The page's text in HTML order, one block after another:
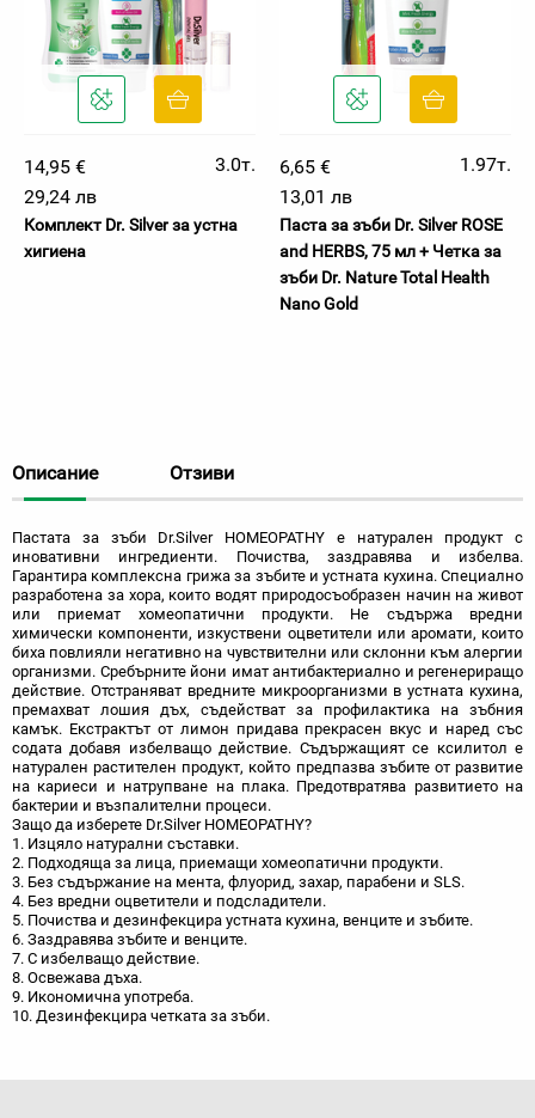
14,95 €
3.0т.
29,24 лв
Комплект Dr. Silver за устна
хигиена
6,65 €
1.97т.
13,01 лв
Паста за зъби Dr. Silver ROSE
and HERBS, 75 мл + Четка за
зъби Dr. Nature Total Health
Nano Gold
Описание Отзиви
Пастата за зъби Dr.Silver HOMEOPATHY е натурален продукт с
иновативни ингредиенти. Почиства, заздравява и избелва.
Гарантира комплексна грижа за зъбите и устната кухина. Специално
разработена за хора, които водят природосъобразен начин на живот
или приемат хомеопатични продукти. Не съдържа вредни
химически компоненти, изкуствени оцветители или аромати, които
биха повлияли негативно на чувствителни или склонни към алергии
организми. Сребърните йони имат антибактериално и регенериращо
действие. Отстраняват вредните микроорганизми в устната кухина,
премахват лошия дъх, съдействат за профилактика на зъбния
камък. Екстрактът от лимон придава прекрасен вкус и наред със
содата добавя избелващо действие. Съдържащият се ксилитол е
натурален растителен продукт, който предпазва зъбите от развитие
на кариеси и натрупване на плака. Предотвратява развитието на
бактерии и възпалителни процеси.
Защо да изберете Dr.Silver HOMEOPATHY?
1. Изцяло натурални съставки.
2. Подходяща за лица, приемащи хомеопатични продукти.
3. Без съдържание на мента, флуорид, захар, парабени и SLS.
4. Без вредни оцветители и подсладители.
5. Почиства и дезинфекцира устната кухина, венците и зъбите.
6. Заздравява зъбите и венците.
7. С избелващо действие.
8. Освежава дъха.
9. Икономична употреба.
10. Дезинфекцира четката за зъби.